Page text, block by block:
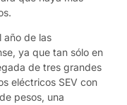
año de las
ya que tan sólo en
de tres grandes
eléctricos SEV con
pesos, una